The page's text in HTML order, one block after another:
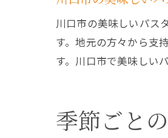
川口市の美味しいパス
す。地元の方々から支
す。川口市で美味しい
季節ごと